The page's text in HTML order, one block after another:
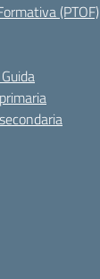
(PTOF)